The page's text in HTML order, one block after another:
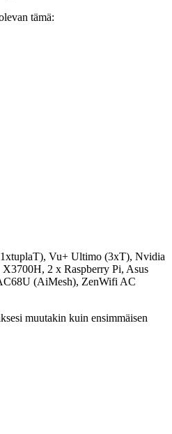
tämä:
Vu+ Ultimo (3xT), Nvidia
2 x Raspberry Pi, Asus
(AiMesh), ZenWifi AC
muutakin kuin ensimmäisen